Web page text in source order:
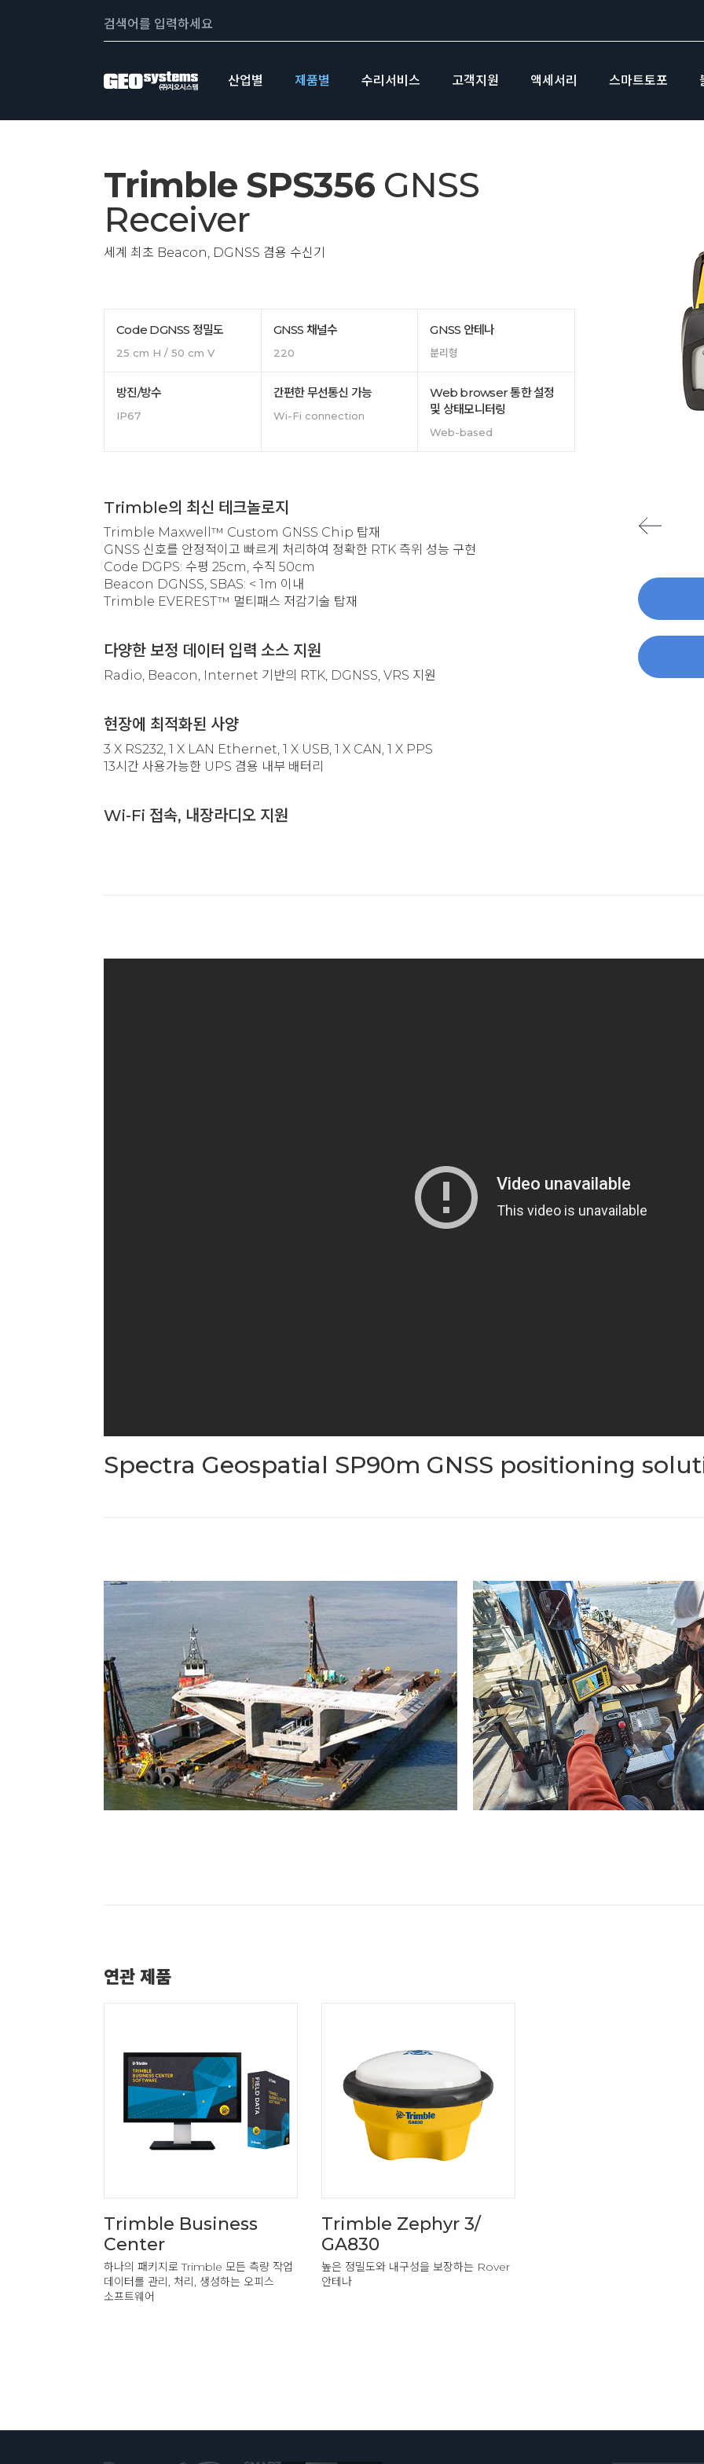
Search:
산업별 제품별 수리서비스 고객지원 액세서리 스마트토포
Trimble SPS356GNSS
Receiver
세계 최초 Beacon, DGNSS 겸용 수신기
Code DGNSS 정밀도
25 cm H / 50 cm V
GNSS 채널수
220
GNSS 안테나
분리형
방진/방수
IP67
간편한 무선통신 가능
Wi-Fi connection
Web browser 통한 설정
및 상태모니터링
Web-based
Trimble의 최신 테크놀로지
Trimble Maxwell™ Custom GNSS Chip 탑재
GNSS 신호를 안정적이고 빠르게 처리하여 정확한 RTK 측위 성능 구현
Code DGPS: 수평 25cm, 수직 50cm
Beacon DGNSS, SBAS: < 1m 이내
Trimble EVEREST™ 멀티패스 저감기술 탑재
다양한 보정 데이터 입력 소스 지원
Radio, Beacon, Internet 기반의 RTK, DGNSS, VRS 지원
현장에 최적화된 사양
3 X RS232, 1 X LAN Ethernet, 1 X USB, 1 X CAN, 1 X PPS
13시간 사용가능한 UPS 겸용 내부 배터리
Wi-Fi 접속, 내장라디오 지원
Spectra Geospatial SP90m GNSS positioning
연관 제품
Trimble Business
Center
하나의 패키지로 Trimble 모든 측량 작업
데이터를 관리, 처리, 생성하는 오피스
소프트웨어
Trimble Zephyr 3/
GA830
높은 정밀도와 내구성을 보장하는 Rover
안테나